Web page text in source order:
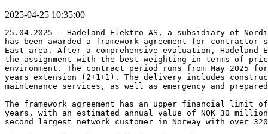
2025-04-25 10:35:00
25.04.2025 - Hadeland Elektro AS, a subsidiary of
has been awarded a framework agreement for
East area. After a comprehensive evaluation, Hadeland
the assignment with the best weighting in terms of
environment. The contract period runs from May 2025
years extension (2+1+1). The delivery includes
maintenance services, as well as emergency and
The framework agreement has an upper financial limit
years, with an estimated annual value of NOK 30
second largest network customer in Norway with over